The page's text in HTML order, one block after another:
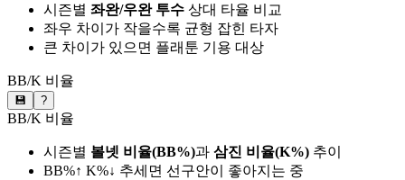
시즌별 좌완/우완 투수 상대 타율 비교
좌우 차이가 작을수록 균형 잡힌 타자
큰 차이가 있으면 플래툰 기용 대상
BB/K 비율
💾 ?
BB/K 비율
시즌별 볼넷 비율(BB%)과 삼진 비율(K%) 추이
BB%↑ K%↓ 추세면 선구안이 좋아지는 중